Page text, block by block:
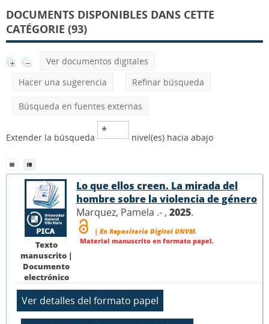
DOCUMENTS DISPONIBLES DANS CETTE
CATÉGORIE (93)
Ver documentos digitales
Hacer una sugerencia
Refinar búsqueda
Búsqueda en fuentes externas
Extender la búsqueda nivel(es) hacia abajo
Texto
manuscrito |
Documento
electrónico
Lo que ellos creen. La mirada del
hombre sobre la violencia de género
Marquez, Pamela .- , 2025.
| En Repositorio Digital UNVM.
Material manuscrito en formato papel.